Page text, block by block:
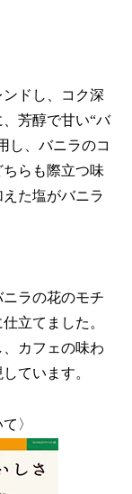
ドし、コク深
芳醇で甘い“バ
し、バニラのコ
らも際立つ味
た塩がバニラ
ラの花のモチ
立てました。
カフェの味わ
ています。
〉